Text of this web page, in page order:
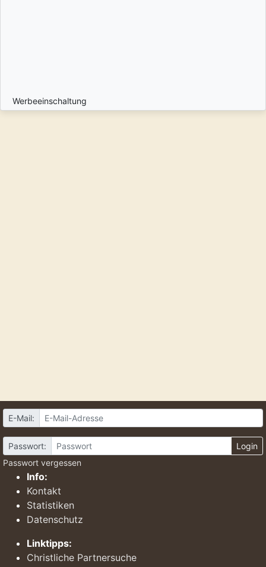
Werbeeinschaltung
E-Mail:
Passwort:
Login
Passwort vergessen
Info:
Kontakt
Statistiken
Datenschutz
Linktipps:
Christliche Partnersuche